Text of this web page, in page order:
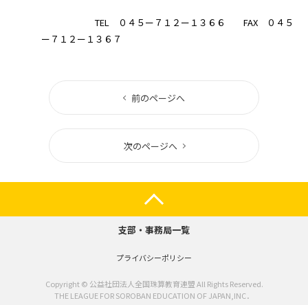
TEL ０４５ー７１２ー１３６６ FAX ０４５
ー７１２ー１３６７
前のページへ
次のページへ
支部・事務局一覧
プライバシーポリシー
Copyright © 公益社団法人全国珠算教育連盟 All Rights Reserved.
THE LEAGUE FOR SOROBAN EDUCATION OF JAPAN,INC．